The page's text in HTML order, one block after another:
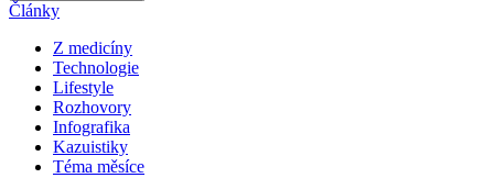
Články
Z medicíny
Technologie
Lifestyle
Rozhovory
Infografika
Kazuistiky
Téma měsíce